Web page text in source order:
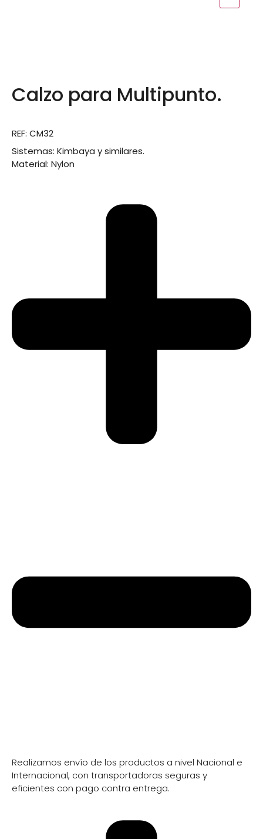
Calzo para Multipunto.
REF: CM32
Sistemas: Kimbaya y similares.
Material: Nylon
Realizamos envío de los productos a nivel Nacional e
Internacional, con transportadoras seguras y
eficientes con pago contra entrega.